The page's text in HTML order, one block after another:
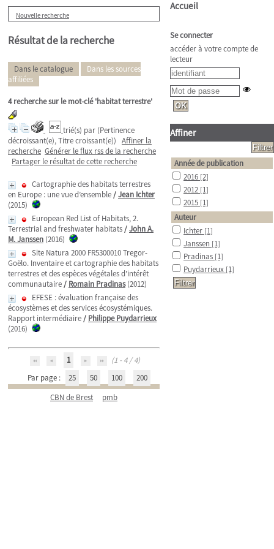
Nouvelle recherche
Résultat de la recherche
Dans le catalogue
Dans les sources
affiliées
4recherche sur le mot-clé'habitat terrestre'
trié(s) par (Pertinence
décroissant(e), Titre croissant(e)) Affiner la
recherche Générer le flux rss de la recherche
Partager le résultat de cette recherche
Cartographie des habitats terrestres
en Europe : une vue d’ensemble/Jean Ichter
(2015)
European Red List of Habitats, 2.
Terrestrial and freshwater habitats/John A.
M. Janssen (2016)
Site Natura 2000 FR5300010 Tregor-
Goëlo. Inventaire et cartographie des habitats
terrestres et des espèces végétales d'intérêt
communautaire/ Romain Pradinas(2012)
EFESE : évaluation française des
écosystèmes et des services écosystémiques.
Rapport intermédiaire/ Philippe Puydarrieux
(2016)
1
(1 - 4 / 4)
Par page :
25 50 100
200
CBN de Brest
pmb
Accueil
Se connecter
accéder à votre compte de
lecteur
Affiner
Année de publication
2016 [2]
2012 [1]
2015 [1]
Auteur
Ichter [1]
Janssen [1]
Pradinas [1]
Puydarrieux [1]